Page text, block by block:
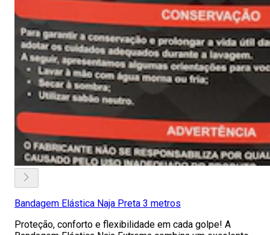
Bandagem Elástica Naja Preta 3 metros
Proteção, conforto e flexibilidade em cada golpe! A